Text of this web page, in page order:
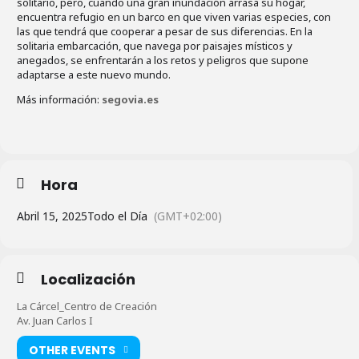
encuentra refugio en un barco en que viven varias especies, con
las que tendrá que cooperar a pesar de sus diferencias. En la
solitaria embarcación, que navega por paisajes místicos y
anegados, se enfrentarán a los retos y peligros que supone
adaptarse a este nuevo mundo.
Más información: segovia.es
Hora
Abril 15, 2025Todo el Día (GMT+02:00)
Localización
La Cárcel_Centro de Creación
Av. Juan Carlos I
OTHER EVENTS